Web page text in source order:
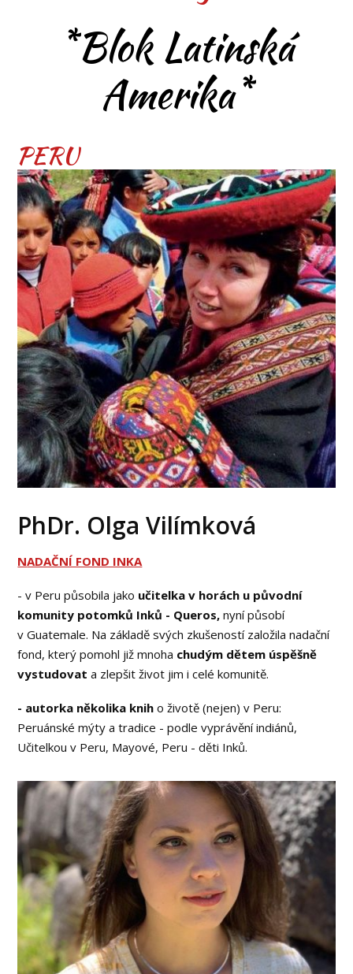
*Blok Latinská
Amerika*
PERU
PhDr. Olga Vilímková
NADAČNÍ FOND INKA
- v Peru působila jako učitelka v horách u původní
komunity potomků Inků - Queros,nyní působí
v Guatemale. Na základě svých zkušeností založila nadační
fond, který pomohl již mnoha chudým dětem úspěšně
vystudovat a zlepšit život jim i celé komunitě.
- autorka několika knih o životě (nejen) v Peru:
Peruánské mýty a tradice - podle vyprávění indiánů,
Učitelkou v Peru, Mayové, Peru - děti Inků.